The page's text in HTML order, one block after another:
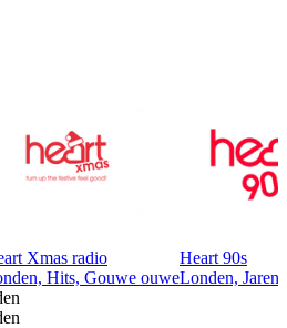
Xmas radio
Hits, Gouwe ouwe
Heart 90s
Londen, Jaren